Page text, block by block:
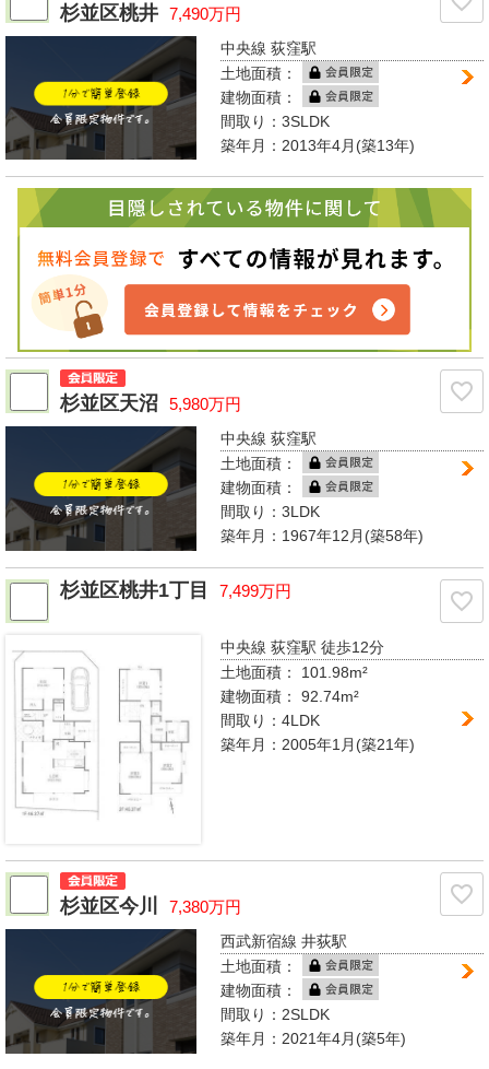
杉並区桃井 7,490万円
中央線 荻窪駅
土地面積：
建物面積：
間取り：3SLDK
築年月：2013年4月(築13年)
杉並区天沼 5,980万円
中央線 荻窪駅
土地面積：
建物面積：
間取り：3LDK
築年月：1967年12月(築58年)
杉並区桃井1丁目 7,499万円
中央線 荻窪駅徒歩12分
土地面積： 101.98m²
建物面積：92.74m²
間取り：4LDK
築年月：2005年1月(築21年)
杉並区今川 7,380万円
西武新宿線 井荻駅
土地面積：
建物面積：
間取り：2SLDK
築年月：2021年4月(築5年)